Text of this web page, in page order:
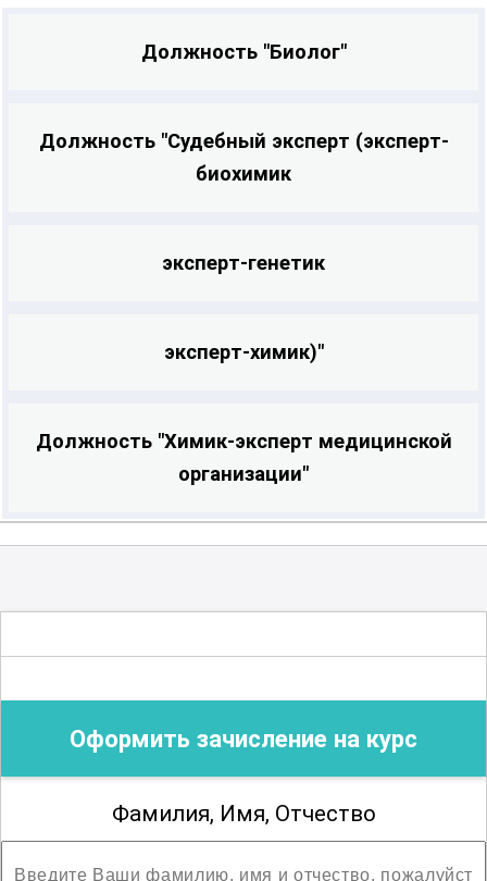
Должность "Биолог"
Должность "Судебный эксперт (эксперт-
биохимик
эксперт-генетик
эксперт-химик)"
Должность "Химик-эксперт медицинской
организации"
Оформить зачисление на курс
Фамилия, Имя, Отчество